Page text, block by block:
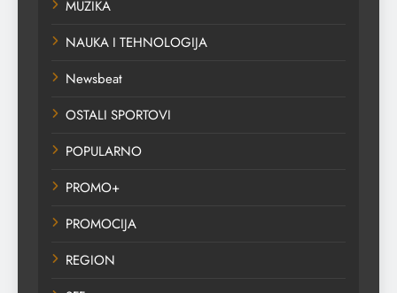
MUZIKA
NAUKA I TEHNOLOGIJA
Newsbeat
OSTALI SPORTOVI
POPULARNO
PROMO+
PROMOCIJA
REGION